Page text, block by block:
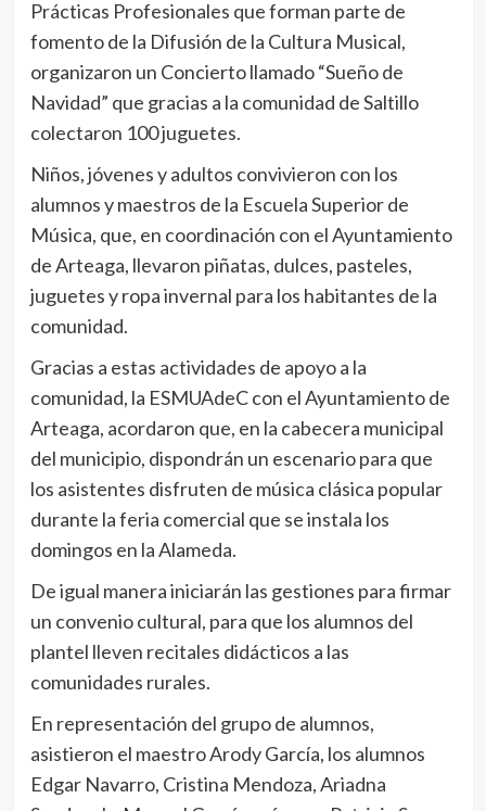
Prácticas Profesionales que forman parte de
fomento de la Difusión de la Cultura Musical,
organizaron un Concierto llamado “Sueño de
Navidad” que gracias a la comunidad de Saltillo
colectaron 100 juguetes.
Niños, jóvenes y adultos convivieron con los
alumnos y maestros de la Escuela Superior de
Música, que, en coordinación con el Ayuntamiento
de Arteaga, llevaron piñatas, dulces, pasteles,
juguetes y ropa invernal para los habitantes de la
comunidad.
Gracias a estas actividades de apoyo a la
comunidad, la ESMUAdeC con el Ayuntamiento de
Arteaga, acordaron que, en la cabecera municipal
del municipio, dispondrán un escenario para que
los asistentes disfruten de música clásica popular
durante la feria comercial que se instala los
domingos en la Alameda.
De igual manera iniciarán las gestiones para firmar
un convenio cultural, para que los alumnos del
plantel lleven recitales didácticos a las
comunidades rurales.
En representación del grupo de alumnos,
asistieron el maestro Arody García, los alumnos
Edgar Navarro, Cristina Mendoza, Ariadna